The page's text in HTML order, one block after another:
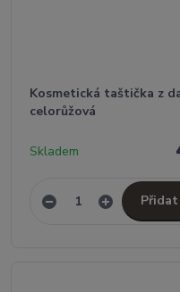
Kosmetická taštička z
celorůžová
Skladem